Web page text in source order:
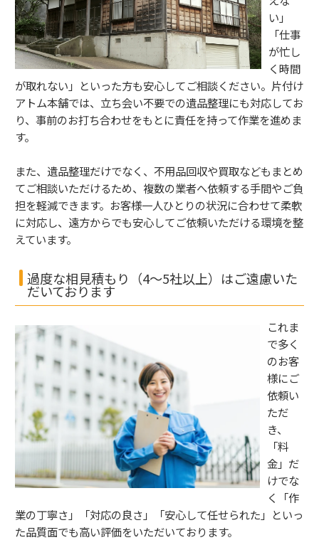
い」
「仕事
が忙し
く時間
が取れない」といった方も安心してご相談ください。片付け
アトム本舗では、立ち会い不要での遺品整理にも対応してお
り、事前のお打ち合わせをもとに責任を持って作業を進めま
す。
また、遺品整理だけでなく、不用品回収や買取などもまとめ
てご相談いただけるため、複数の業者へ依頼する手間やご負
担を軽減できます。お客様一人ひとりの状況に合わせて柔軟
に対応し、遠方からでも安心してご依頼いただける環境を整
えています。
過度な相見積もり（4〜5社以上）はご遠慮いた
だいております
これま
で多く
のお客
様にご
依頼い
ただ
き、
「料
金」だ
けでな
く「作
業の丁寧さ」「対応の良さ」「安心して任せられた」といっ
た品質面でも高い評価をいただいております。